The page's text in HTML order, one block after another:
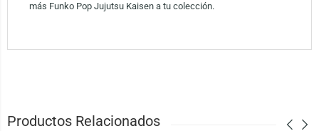
más Funko Pop Jujutsu Kaisen a tu colección.
Productos Relacionados